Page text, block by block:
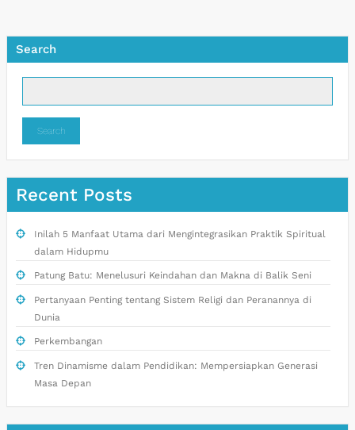
Search
Search
Recent Posts
Inilah 5 Manfaat Utama dari Mengintegrasikan Praktik Spiritual
dalam Hidupmu
Patung Batu: Menelusuri Keindahan dan Makna di Balik Seni
Pertanyaan Penting tentang Sistem Religi dan Peranannya di
Dunia
Perkembangan
Tren Dinamisme dalam Pendidikan: Mempersiapkan Generasi
Masa Depan